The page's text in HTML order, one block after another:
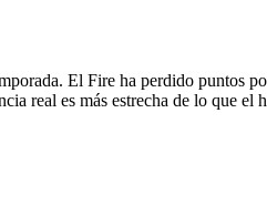
El Fire ha perdido puntos
real es más estrecha de lo que el